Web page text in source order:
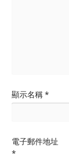
顯示名稱*
電子郵件地址
*